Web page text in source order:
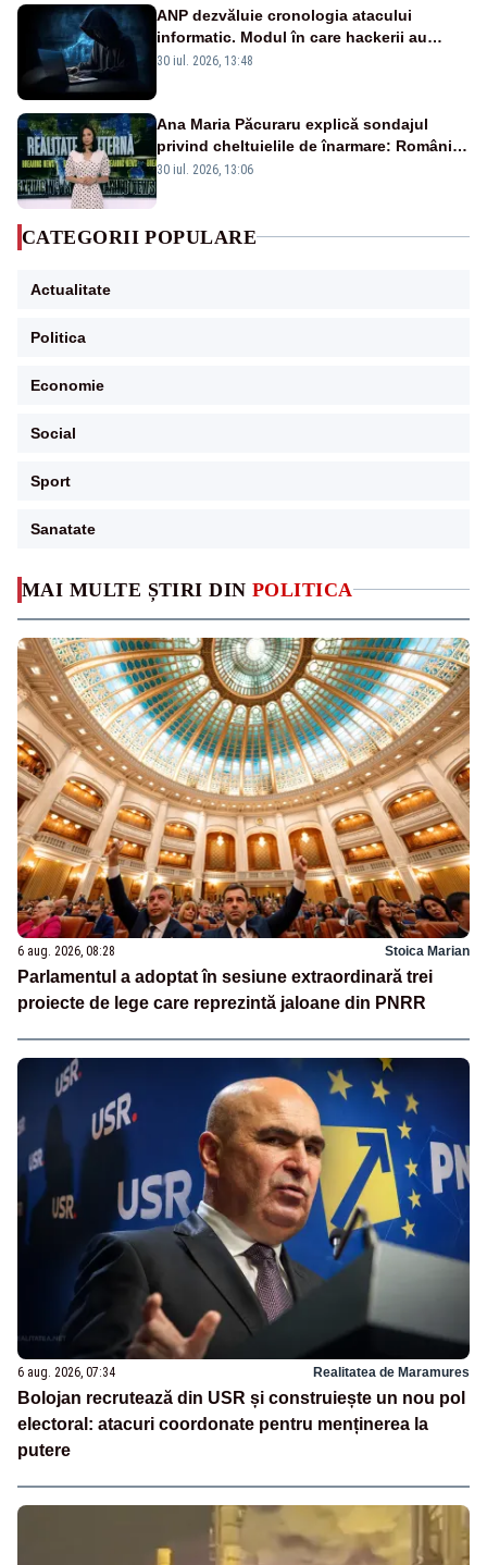
MAI MULTE ȘTIRI DIN POLITICA
6 aug. 2026, 08:28 Stoica Marian
Parlamentul a adoptat în sesiune extraordinară trei
proiecte de lege care reprezintă jaloane din PNRR
6 aug. 2026, 07:34 Realitatea de Maramures
Bolojan recrutează din USR și construiește un nou pol
electoral: atacuri coordonate pentru menținerea la
putere
ANP dezvăluie cronologia atacului
informatic. Modul în care hackerii au
pătruns în rețea rămâne necunoscut
30 iul. 2026, 13:48
Ana Maria Păcuraru explică sondajul
privind cheltuielile de înarmare: Românii
cer transparență în achiziții și un echilibru
30 iul. 2026, 13:06
CATEGORII POPULARE
Actualitate
Politica
Economie
Social
Sport
Sanatate